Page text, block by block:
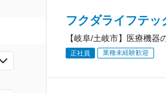
フクダライフテッ
【岐阜/土岐市】医療機
正社員 業種未経験歓迎